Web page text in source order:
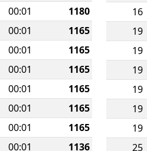
00:01
1180
00:01
1165
00:01
1165
00:01
1165
00:01
1165
00:01
1165
00:01
1165
00:01
1136
16
19
19
19
19
19
19
25